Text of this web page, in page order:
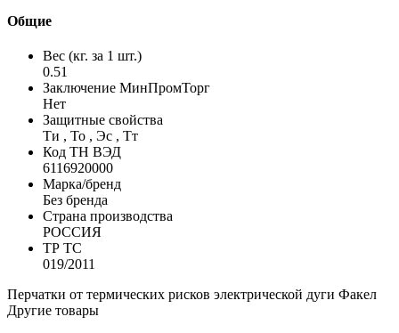
Общие
Вес (кг. за 1 шт.)
0.51
Заключение МинПромТорг
Нет
Защитные свойства
Ти , То , Эс , Тт
Код ТН ВЭД
6116920000
Марка/бренд
Без бренда
Страна производства
РОССИЯ
ТР ТС
019/2011
Перчатки от термических рисков электрической дуги Факел
Другие товары